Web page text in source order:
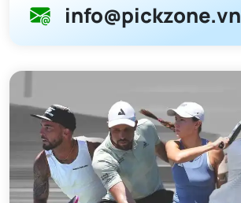
info@pickzone.vn